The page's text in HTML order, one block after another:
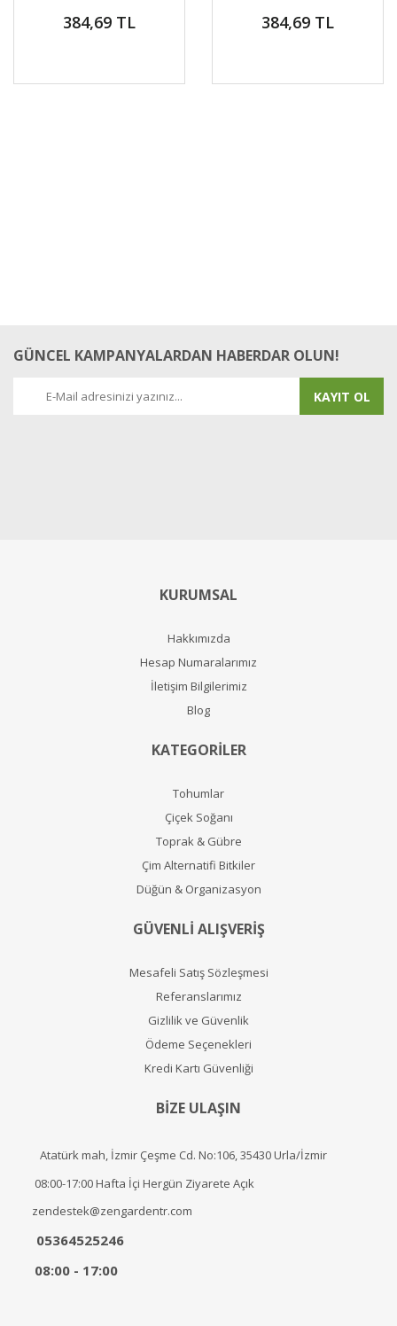
dikime hazır
384,69 TL 384,69 TL
GÜNCEL KAMPANYALARDAN HABERDAR OLUN!
KAYIT OL
KURUMSAL
Hakkımızda
Hesap Numaralarımız
İletişim Bilgilerimiz
Blog
KATEGORİLER
Tohumlar
Çiçek Soğanı
Toprak & Gübre
Çim Alternatifi Bitkiler
Düğün & Organizasyon
GÜVENLİ ALIŞVERİŞ
Mesafeli Satış Sözleşmesi
Referanslarımız
Gizlilik ve Güvenlik
Ödeme Seçenekleri
Kredi Kartı Güvenliği
BİZE ULAŞIN
Atatürk mah, İzmir Çeşme Cd. No:106, 35430 Urla/İzmir
08:00-17:00 Hafta İçi Hergün Ziyarete Açık
zendestek@zengardentr.com
05364525246
08:00 - 17:00